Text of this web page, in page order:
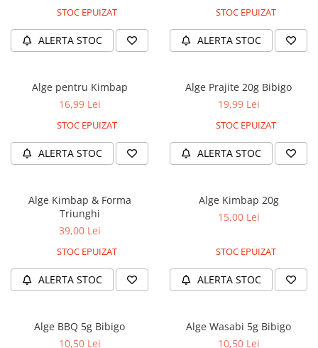
STOC EPUIZAT
ALERTA STOC
STOC EPUIZAT
ALERTA STOC
Alge pentru Kimbap
16,99 Lei
STOC EPUIZAT
ALERTA STOC
Alge Prajite 20g Bibigo
19,99 Lei
STOC EPUIZAT
ALERTA STOC
Alge Kimbap & Forma
Triunghi
39,00 Lei
STOC EPUIZAT
ALERTA STOC
Alge Kimbap 20g
15,00 Lei
STOC EPUIZAT
ALERTA STOC
Alge BBQ 5g Bibigo
10,50 Lei
Alge Wasabi 5g Bibigo
10,50 Lei